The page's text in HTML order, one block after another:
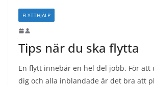
FLYTTHJÄLP
Tips när du ska flytta
En flytt innebär en hel del jobb. För
dig och alla inblandade är det bra att